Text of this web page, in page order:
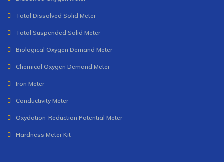
Total Dissolved Solid Meter
Total Suspended Solid Meter
Biological Oxygen Demand Meter
Chemical Oxygen Demand Meter
Iron Meter
Conductivity Meter
Oxydation-Reduction Potential Meter
Hardness Meter Kit